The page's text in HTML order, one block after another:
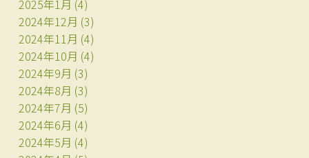
2025年1月 (4)
2024年12月 (3)
2024年11月 (4)
2024年10月 (4)
2024年9月 (3)
2024年8月 (3)
2024年7月 (5)
2024年6月 (4)
2024年5月 (4)